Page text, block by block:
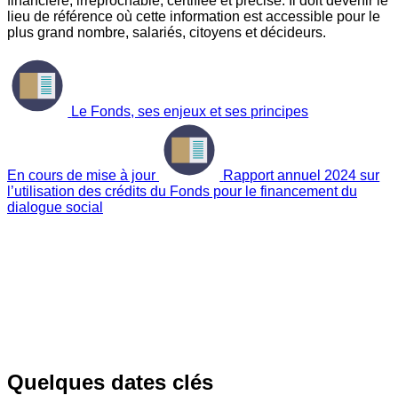
lieu de référence où cette information est accessible pour le
plus grand nombre, salariés, citoyens et décideurs.
Le Fonds, ses enjeux et ses principes
En cours de mise à jour
Rapport annuel 2024 sur
l’utilisation des crédits du Fonds pour le financement du
dialogue social
Quelques dates clés